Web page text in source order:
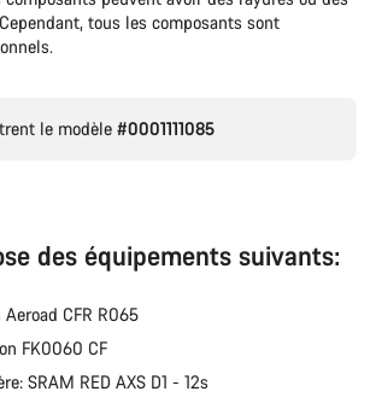
tous les composants sont
le modèle #0001111085
des équipements suivants:
Aeroad CFR R065
FK0060 CF
SRAM RED AXS D1 - 12s
questions.